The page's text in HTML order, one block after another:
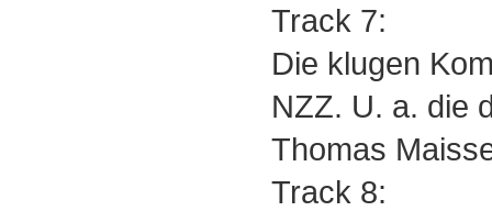
Track 7:
Die klugen
NZZ. U. a. die
Thomas
Track 8: